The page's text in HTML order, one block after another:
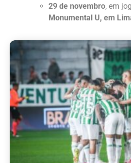
29 de novembro, em
Monumental U, em